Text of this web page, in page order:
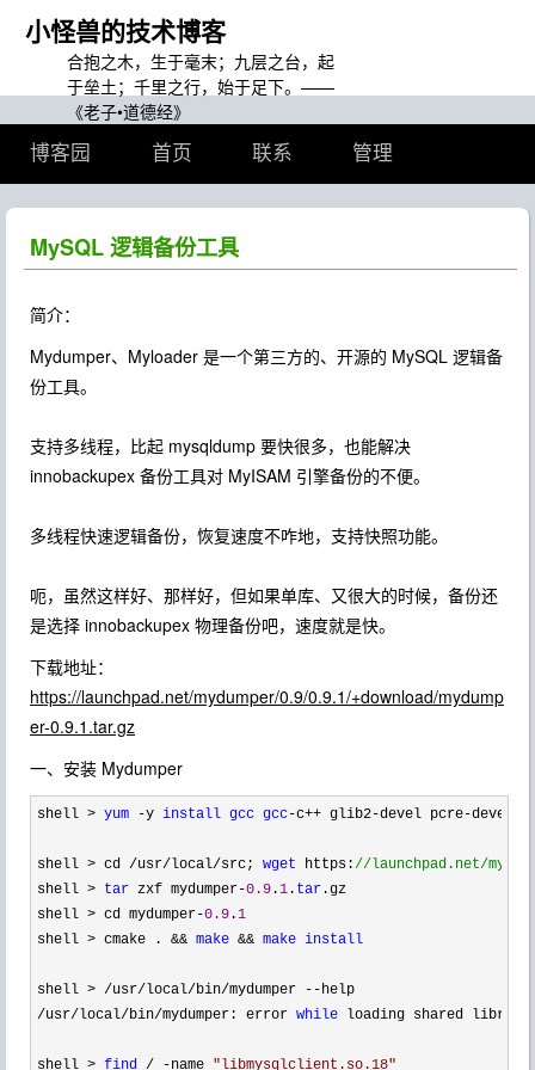
小怪兽的技术博客
合抱之木，生于毫末；九层之台，起
于垒土；千里之行，始于足下。——
《老子•道德经》
博客园 首页 联系 管理
MySQL 逻辑备份工具
简介：
Mydumper、Myloader 是一个第三方的、开源的 MySQL 逻辑备
份工具。
支持多线程，比起 mysqldump 要快很多，也能解决
innobackupex 备份工具对 MyISAM 引擎备份的不便。
多线程快速逻辑备份，恢复速度不咋地，支持快照功能。
呃，虽然这样好、那样好，但如果单库、又很大的时候，备份还
是选择 innobackupex 物理备份吧，速度就是快。
下载地址：
https://launchpad.net/mydumper/0.9/0.9.1/+download/mydump
er-0.9.1.tar.gz
一、安装 Mydumper
shell > yum -y install gcc gcc-c++ glib2-devel pcre-devel
shell > cd /usr/local/src; wget https:// launchpad.net/
shell > tar zxf mydumper-0.9 .1 . tar .gz
shell > cd mydumper-0.9 .1
shell > cmake . && make && make install
shell > /usr/local/bin/mydumper --
/usr/local/bin/mydumper: error while loading shared
shell > find / -name " libmysqlclient.so.18"